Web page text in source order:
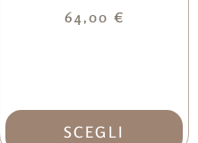
64,00 €
SCEGLI